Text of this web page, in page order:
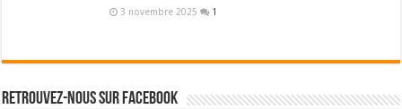
3 novembre 2025 1
Retrouvez-nous sur Facebook